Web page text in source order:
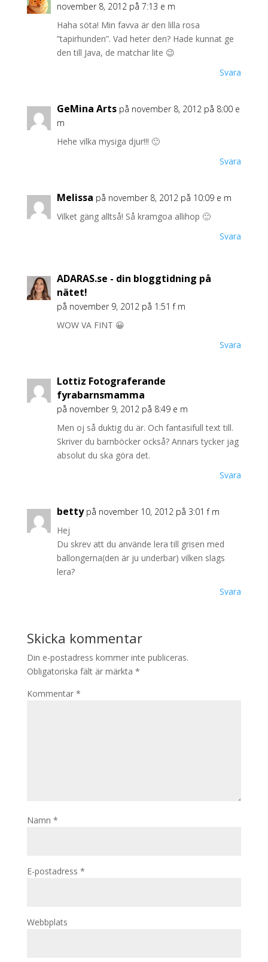
november 8, 2012 på 7:13 e m
Haha söta! Min favva är den lilla rosa
”tapirhunden”. Vad heter den? Hade kunnat ge
den till Java, de matchar lite 😉
Svara
GeMina Arts på november 8, 2012 på 8:00 e
m
Hehe vilka mysiga djur!!! 🙂
Svara
Melissa på november 8, 2012 på 10:09 e m
Vilket gäng alltså! Så kramgoa allihop 🙂
Svara
ADARAS.se - din bloggtidning på
nätet!
på november 9, 2012 på 1:51 f m
WOW VA FINT 😀
Svara
Lottiz Fotograferande
fyrabarnsmamma
på november 9, 2012 på 8:49 e m
Men oj så duktig du är. Och fantasifull text till.
Skriver du barnböcker också? Annars tycker jag
absolut du ska göra det.
Svara
betty på november 10, 2012 på 3:01 f m
Hej
Du skrev att du använde lera till grisen med
ballongerna(den är ju underbar) vilken slags
lera?
Svara
Skicka kommentar
Din e-postadress kommer inte publiceras.
Obligatoriska fält är märkta *
Kommentar *
Namn *
E-postadress *
Webbplats